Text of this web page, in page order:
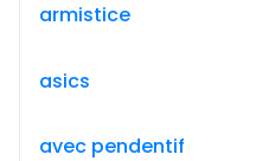
armistice
asics
avec pendentif